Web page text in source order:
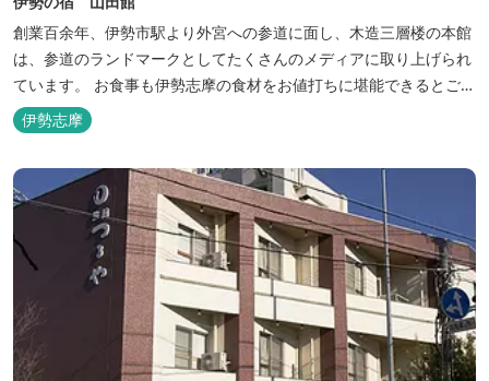
創業百余年、伊勢市駅より外宮への参道に面し、木造三層楼の本館
は、参道のランドマークとしてたくさんのメディアに取り上げられ
ています。 お食事も伊勢志摩の食材をお値打ちに堪能できるとご好
評いただいています。
伊勢志摩